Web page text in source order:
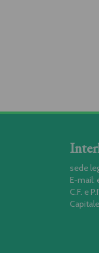
sede
E-mail:
C.F. e